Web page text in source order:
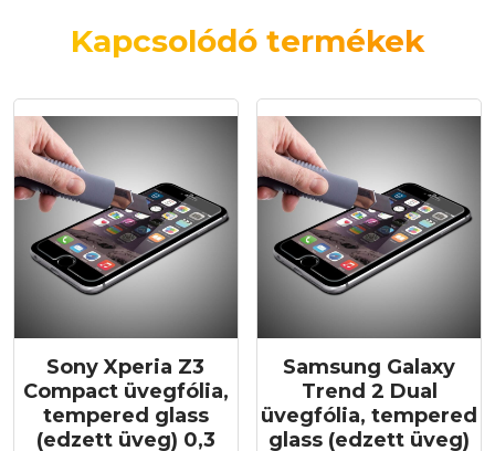
Kapcsolódó termékek
Sony Xperia Z3
Compact üvegfólia,
tempered glass
(edzett üveg) 0,3
Samsung Galaxy
Trend 2 Dual
üvegfólia, tempered
glass (edzett üveg)